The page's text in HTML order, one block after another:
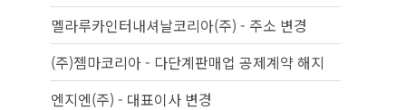
멜라루카인터내셔날코리아(주) - 주소 변경
(주)젬마코리아 - 다단계판매업 공제계약 해지
엔지엔(주) - 대표이사 변경